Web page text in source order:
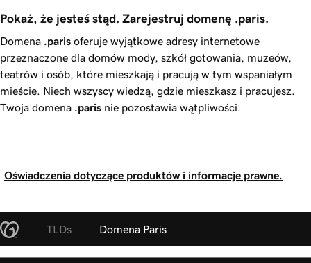
Pokaż, że jesteś stąd. Zarejestruj domenę .paris.
Domena .paris oferuje wyjątkowe adresy internetowe
przeznaczone dla domów mody, szkół gotowania, muzeów,
teatrów i osób, które mieszkają i pracują w tym wspaniałym
mieście. Niech wszyscy wiedzą, gdzie mieszkasz i pracujesz.
Twoja domena .paris nie pozostawia wątpliwości.
Oświadczenia dotyczące produktów i informacje prawne.
TLDs Domena Paris